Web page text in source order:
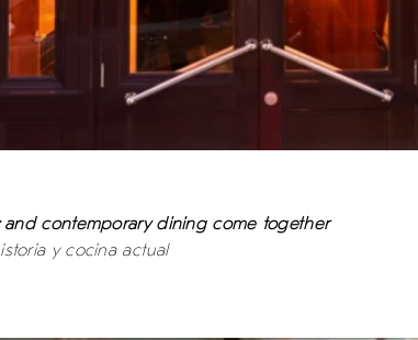
contemporary dining come together
y cocina actual